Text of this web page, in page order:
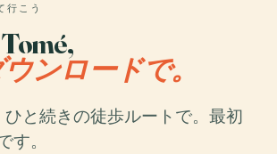
行こう
ンロードで。
と続きの徒歩ルートで。最初
。